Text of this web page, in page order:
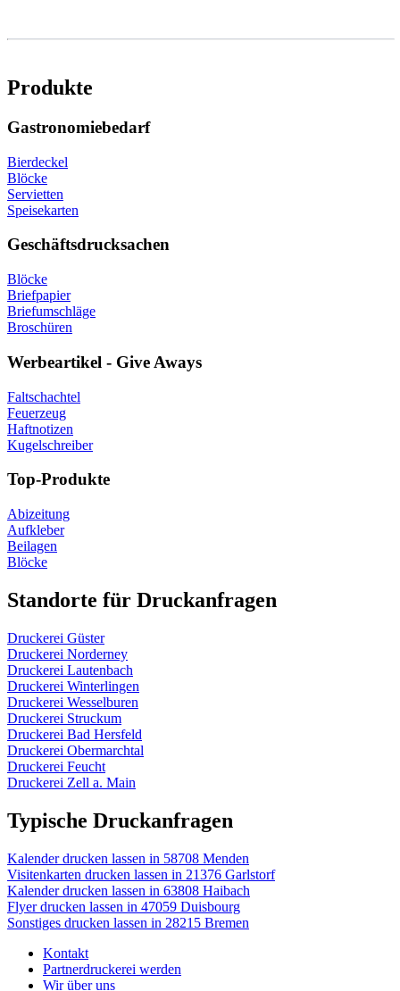
Produkte
Gastronomiebedarf
Bierdeckel
Blöcke
Servietten
Speisekarten
Geschäftsdrucksachen
Blöcke
Briefpapier
Briefumschläge
Broschüren
Werbeartikel - Give Aways
Faltschachtel
Feuerzeug
Haftnotizen
Kugelschreiber
Top-Produkte
Abizeitung
Aufkleber
Beilagen
Blöcke
Standorte für Druckanfragen
Druckerei Güster
Druckerei Norderney
Druckerei Lautenbach
Druckerei Winterlingen
Druckerei Wesselburen
Druckerei Struckum
Druckerei Bad Hersfeld
Druckerei Obermarchtal
Druckerei Feucht
Druckerei Zell a. Main
Typische Druckanfragen
Kalender drucken lassen in 58708 Menden
Visitenkarten drucken lassen in 21376 Garlstorf
Kalender drucken lassen in 63808 Haibach
Flyer drucken lassen in 47059 Duisbourg
Sonstiges drucken lassen in 28215 Bremen
Kontakt
Partnerdruckerei werden
Wir über uns